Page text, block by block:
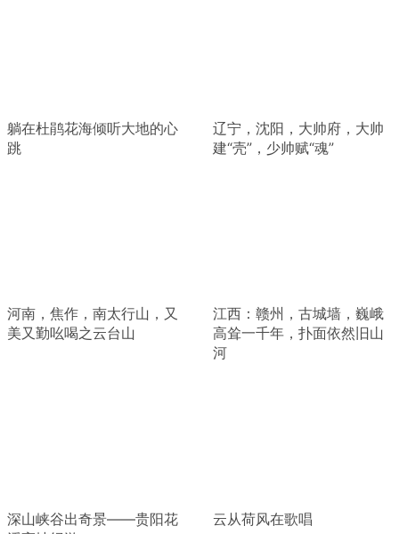
躺在杜鹃花海倾听大地的心
跳
辽宁，沈阳，大帅府，大帅
建“壳”，少帅赋“魂”
河南，焦作，南太行山，又
美又勤吆喝之云台山
江西：赣州，古城墙，巍峨
高耸一千年，扑面依然旧山
河
深山峡谷出奇景——贵阳花
云从荷风在歌唱